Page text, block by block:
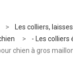
> Les colliers,
> - Les colliers
chien à gros